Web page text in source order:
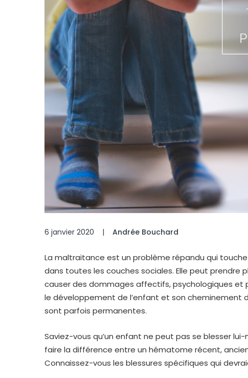
6 janvier 2020 | Andrée Bouchard
La maltraitance est un problème répandu qui
dans toutes les couches sociales. Elle peut prendre
causer des dommages affectifs, psychologiques et
le développement de l’enfant et son cheminement
sont parfois permanentes.
Saviez-vous qu’un enfant ne peut pas se blesser
faire la différence entre un hématome récent,
Connaissez-vous les blessures spécifiques qui